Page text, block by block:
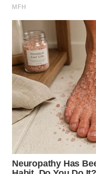
TANJUNG
LESUNG
WN
KARO
WN
SIMALUNGUN
WN
LABUHANBATU
WN